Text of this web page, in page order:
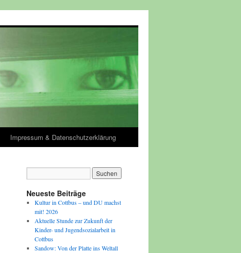
Impressum & Datenschutzerklärung
Neueste Beiträge
Kultur in Cottbus – und DU machst
mit! 2026
Aktuelle Stunde zur Zukunft der
Kinder- und Jugendsozialarbeit in
Cottbus
Sandow: Von der Platte ins Weltall